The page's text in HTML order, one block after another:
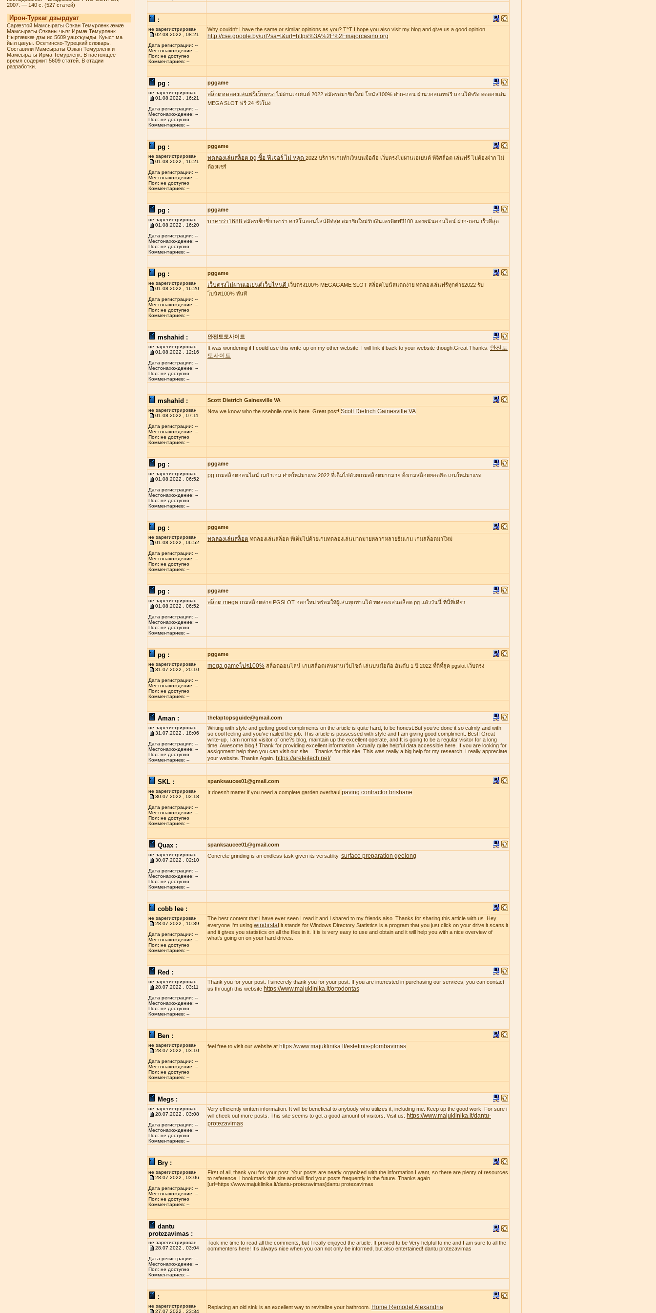
2007. — 140 с. (527 статей)
Ирон-Туркаг дзырдуат
Сарæзтой Мамсыраты Озкан Темурленк æмæ
Мамсыраты Озканы чызг Ирмæ Темурленк.
Ныртæккæ дзы ис 5609 уацхъуыды. Куыст ма
йыл цæуы. Осетинско-Турецкий словарь.
Составили Мамсыраты Озкан Темурленк и
Мамсыраты Ирма Темурленк. В настоящее
время содержит 5609 статей. В стадии
разработки.
:
не зарегистрирован
02.08.2022 , 08:21
Дата регистрации: --
Местонахождение: --
Пол: не доступно
Комментариев: --
Why couldn't I have the same or similar opinions as you? T^T I hope you also visit my blog and give us a good opinion.
http://cse.google.by/url?sa=t&url=https%3A%2F%2Fmajorcasino.org
pg : pggame
не зарегистрирован
01.08.2022 , 16:21
Дата регистрации: --
Местонахождение: --
Пол: не доступно
Комментариев: --
สล็อตทดลองเล่นฟรีเว็บตรงไม่ผ่านเอเย่นต์ 2022 สมัครสมาชิกใหม่ โบนัส100% ฝาก-ถอน ผ่านวอลเลทฟรี ถอนได้จริง ทดลองเล่น
MEGA SLOT ฟรี 24 ชั่วโมง
pg : pggame
не зарегистрирован
01.08.2022 , 16:21
Дата регистрации: --
Местонахождение: --
Пол: не доступно
Комментариев: --
ทดลองเล่นสล็อต pg ซื้อ ฟีเจอร์ ไม่ หลุด 2022 บริการเกมทำเงินบนมือถือ เว็บตรงไม่ผ่านเอเย่นต์ พีจีสล็อต เล่นฟรี ไม่ต้องฝาก ไม่
ต้องแชร์
pg : pggame
не зарегистрирован
01.08.2022 , 16:20
Дата регистрации: --
Местонахождение: --
Пол: не доступно
Комментариев: --
บาคาร่า1688 สมัครเซ็กซี่บาคาร่า คาสิโนออนไลน์ดีท่สุด สมาชิกใหม่รับเงินเครดิตฟรี100 แทงพนันออนไลน์ ฝาก-ถอน เร็วที่สุด
pg : pggame
не зарегистрирован
01.08.2022 , 16:20
Дата регистрации: --
Местонахождение: --
Пол: не доступно
Комментариев: --
เว็บตรงไม่ผ่านเอเย่นต์เว็บไหนดี เว็บตรง100% MEGAGAME SLOT สล็อตโบนัสแตกง่าย ทดลองเล่นฟรีทุกค่าย2022 รับ
โบนัส100% ทันที
mshahid : 안전토토사이트
не зарегистрирован
01.08.2022 , 12:16
Дата регистрации: --
Местонахождение: --
Пол: не доступно
Комментариев: --
It was wondering if I could use this write-up on my other website, I will link it back to your website though.Great Thanks. 안전토
토사이트
mshahid : Scott Dietrich Gainesville VA
не зарегистрирован
01.08.2022 , 07:11
Дата регистрации: --
Местонахождение: --
Пол: не доступно
Комментариев: --
Now we know who the ssebnile one is here. Great post! Scott Dietrich Gainesville VA
pg : pggame
не зарегистрирован
01.08.2022 , 06:52
Дата регистрации: --
Местонахождение: --
Пол: не доступно
Комментариев: --
pg เกมสล็อตออนไลน์ เมก้าเกม ค่ายใหม่มาแรง 2022 ที่เต็มไปด้วยเกมสล็อตมากมาย ทั้งเกมสล็อตยอดฮิต เกมใหม่มาแรง
pg : pggame
не зарегистрирован
01.08.2022 , 06:52
Дата регистрации: --
Местонахождение: --
Пол: не доступно
Комментариев: --
ทดลองเล่นสล็อต ทดลองเล่นสล็อต ที่เต็มไปด้วยเกมทดลองเล่นมากมายหลากหลายธีมเกม เกมสล็อตมาใหม่
pg : pggame
не зарегистрирован
01.08.2022 , 06:52
Дата регистрации: --
Местонахождение: --
Пол: не доступно
Комментариев: --
สล็อต mega เกมสล็อตค่าย PGSLOT ออกใหม่ พร้อมให้ผู้เล่นทุกท่านได้ ทดลองเล่นสล็อต pg แล้ววันนี้ ที่นี้ที่เดียว
pg : pggame
не зарегистрирован
31.07.2022 , 20:10
Дата регистрации: --
Местонахождение: --
Пол: не доступно
Комментариев: --
mega gameโปร100% สล็อตออนไลน์ เกมสล็อตเล่นผ่านเว็บไซต์ เล่นบนมือถือ อันดับ 1 ปี 2022 ที่ดีที่สุด pgslot เว็บตรง
Aman : thelaptopsguide@gmail.com
не зарегистрирован
31.07.2022 , 18:06
Дата регистрации: --
Местонахождение: --
Пол: не доступно
Комментариев: --
Writing with style and getting good compliments on the article is quite hard, to be honest.But you’ve done it so calmly and with
so cool feeling and you’ve nailed the job. This article is possessed with style and I am giving good compliment. Best! Great
write-up, I am normal visitor of one?s blog, maintain up the excellent operate, and It is going to be a regular visitor for a long
time. Awesome blog!! Thank for providing excellent information. Actually quite helpful data accessible here. If you are looking for
assignment help then you can visit our site… Thanks for this site. This was really a big help for my research. I really appreciate
your website. Thanks Again.
https://areteitech.net/
SKL : spanksaucee01@gmail.com
не зарегистрирован
30.07.2022 , 02:18
Дата регистрации: --
Местонахождение: --
Пол: не доступно
Комментариев: --
It doesn’t matter if you need a complete garden overhaul paving contractor brisbane
Quax : spanksaucee01@gmail.com
не зарегистрирован
30.07.2022 , 02:10
Дата регистрации: --
Местонахождение: --
Пол: не доступно
Комментариев: --
Concrete grinding is an endless task given its versatility. surface preparation geelong
cobb lee :
не зарегистрирован
28.07.2022 , 10:39
Дата регистрации: --
Местонахождение: --
Пол: не доступно
Комментариев: --
The best content that i have ever seen.I read it and I shared to my friends also. Thanks for sharing this article with us. Hey
everyone I'm using windirstat it stands for Windows Directory Statistics is a program that you just click on your drive it scans it
and it gives you statistics on all the files in it. It is is very easy to use and obtain and it will help you with a nice overview of
what's going on on your hard drives.
Red :
не зарегистрирован
28.07.2022 , 03:11
Дата регистрации: --
Местонахождение: --
Пол: не доступно
Комментариев: --
Thank you for your post. I sincerely thank you for your post. If you are interested in purchasing our services, you can contact
us through this website https://www.majuklinika.lt/ortodontas
Ben :
не зарегистрирован
28.07.2022 , 03:10
Дата регистрации: --
Местонахождение: --
Пол: не доступно
Комментариев: --
feel free to visit our website at https://www.majuklinika.lt/estetinis-plombavimas
Megs :
не зарегистрирован
28.07.2022 , 03:08
Дата регистрации: --
Местонахождение: --
Пол: не доступно
Комментариев: --
Very efficiently written information. It will be beneficial to anybody who utilizes it, including me. Keep up the good work. For sure i
will check out more posts. This site seems to get a good amount of visitors. Visit us: https://www.majuklinika.lt/dantu-
protezavimas
Bry :
не зарегистрирован
28.07.2022 , 03:06
Дата регистрации: --
Местонахождение: --
Пол: не доступно
Комментариев: --
First of all, thank you for your post. Your posts are neatly organized with the information I want, so there are plenty of resources
to reference. I bookmark this site and will find your posts frequently in the future. Thanks again
[url=https://www.majuklinika.lt/dantu-protezavimas]dantu protezavimas
dantu
protezavimas :
не зарегистрирован
28.07.2022 , 03:04
Дата регистрации: --
Местонахождение: --
Пол: не доступно
Комментариев: --
Took me time to read all the comments, but I really enjoyed the article. It proved to be Very helpful to me and I am sure to all the
commenters here! It’s always nice when you can not only be informed, but also entertained! dantu protezavimas
:
не зарегистрирован
27.07.2022 , 23:34
Replacing an old sink is an excellent way to revitalize your bathroom. Home Remodel Alexandria